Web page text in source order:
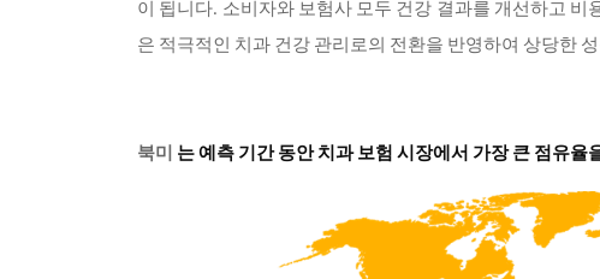
이 됩니다. 소비자와 보험사 모두 건강 결과를 개선하고
은 적극적인 치과 건강 관리로의 전환을 반영하여 상당한
북미 는 예측 기간 동안 치과 보험 시장에서 가장 큰 점유율